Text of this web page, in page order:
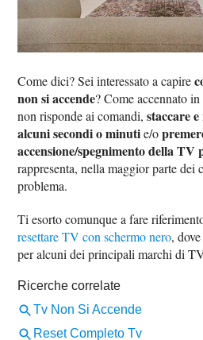
Come dici? Sei interessato a capire
non si accende? Come accennato
non risponde ai comandi,staccare
alcuni secondi o minutie/o
accensione/spegnimento della
rappresenta, nella maggior parte dei
problema.
Ti esorto comunque a fare
resettare TV con schermo nero,
per alcuni dei principali marchi di